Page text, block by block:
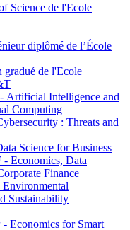
Science de l'Ecole
diplômé de l’École
de l'Ecole
Artificial Intelligence and
Computing
: Threats and
Science for Business
Economics, Data
Finance
Sustainability
Economics for Smart